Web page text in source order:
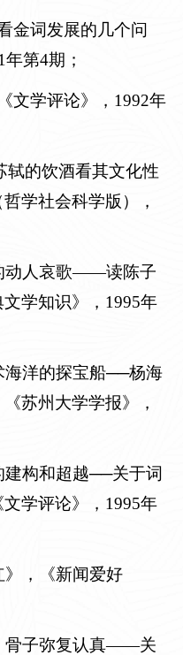
金词发展的几个问
年第4期 ；
文学评论》， 1992年
轼的饮酒看其文化性
学社会科学版），
动人哀歌——读陈子
学知识》， 1995年
海洋的探宝船──杨海
苏州大学学报》，
建构和超越──关于词
学评论》， 1995年
》，《新闻爱好
骨子弥复认真——关